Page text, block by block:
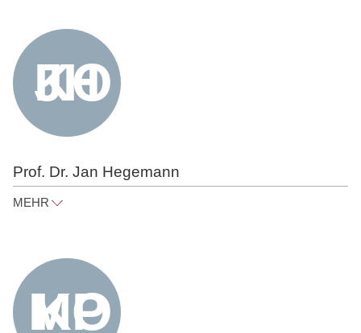
Tel +49 30 818 550 305
Prof. Dr. Jan Hegemann
MEHR
Tel +49 30 818 550 303